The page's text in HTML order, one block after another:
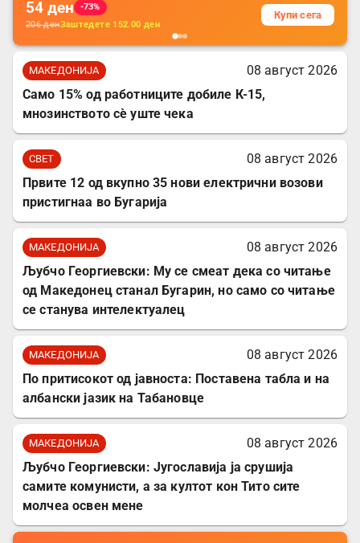
54 ден
-73%
206денЗаштедете 152.00 ден
Купи сега
МАКЕДОНИЈА
08 август 2026
Само 15% од работниците добиле К-15,
мнозинството сè уште чека
СВЕТ
08 август 2026
Првите 12 од вкупно 35 нови електрични возови
пристигнаа во Бугарија
МАКЕДОНИЈА
08 август 2026
Љубчо Георгиевски: Му се смеат дека со читање
од Македонец станал Бугарин, но само со читање
се станува интелектуалец
МАКЕДОНИЈА
08 август 2026
По притисокот од јавноста: Поставена табла и на
албански јазик на Табановце
МАКЕДОНИЈА
08 август 2026
Љубчо Георгиевски: Југославија ја срушија
самите комунисти, а за култот кон Тито сите
молчеа освен мене